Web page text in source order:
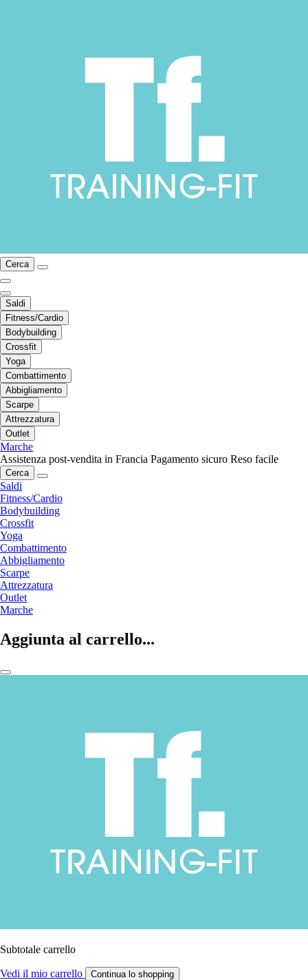
Cerca
Saldi
Fitness/Cardio
Bodybuilding
Crossfit
Yoga
Combattimento
Abbigliamento
Scarpe
Attrezzatura
Outlet
Marche
Assistenza post-vendita in Francia Pagamento sicuro Reso facile
Cerca
Saldi
Fitness/Cardio
Bodybuilding
Crossfit
Yoga
Combattimento
Abbigliamento
Scarpe
Attrezzatura
Outlet
Marche
Aggiunta al carrello...
Subtotale carrello
Vedi il mio carrello Continua lo shopping